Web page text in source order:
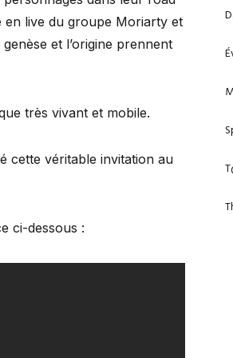
en live du groupe Moriarty et
et l’origine prennent
très vivant et mobile.
cette véritable invitation au
ci-dessous :